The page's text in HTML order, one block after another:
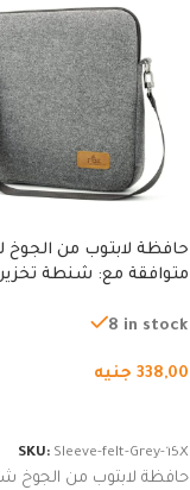
حافظة لابتوب من الجوخ
متوافقة مع: شنطة
من الجوخ لجهاز نوت بوك
8 in stock
338,00 جنيه
SKU: Sleeve-felt-Grey-15X
حافظة لابتوب من الجوخ